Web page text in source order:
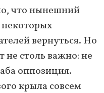
что нынешний
вернуться. Но
не столь важно: не
оппозиция.
крыла совсем